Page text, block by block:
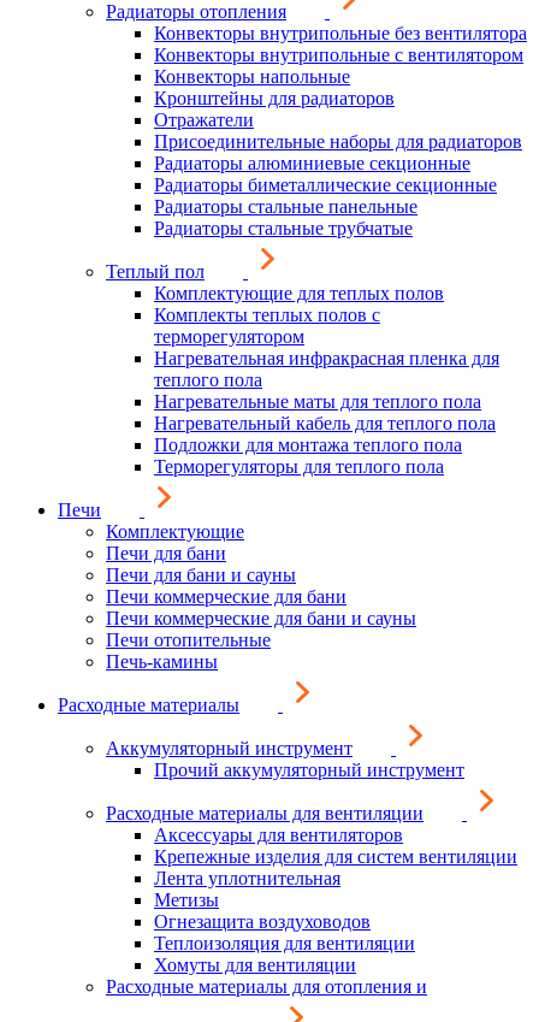
Радиаторы отопления
Конвекторы внутрипольные без вентилятора
Конвекторы внутрипольные с вентилятором
Конвекторы напольные
Кронштейны для радиаторов
Отражатели
Присоединительные наборы для радиаторов
Радиаторы алюминиевые секционные
Радиаторы биметаллические секционные
Радиаторы стальные панельные
Радиаторы стальные трубчатые
Теплый пол
Комплектующие для теплых полов
Комплекты теплых полов с
терморегулятором
Нагревательная инфракрасная пленка для
теплого пола
Нагревательные маты для теплого пола
Нагревательный кабель для теплого пола
Подложки для монтажа теплого пола
Терморегуляторы для теплого пола
Печи
Комплектующие
Печи для бани
Печи для бани и сауны
Печи коммерческие для бани
Печи коммерческие для бани и сауны
Печи отопительные
Печь-камины
Расходные материалы
Аккумуляторный инструмент
Прочий аккумуляторный инструмент
Расходные материалы для вентиляции
Аксессуары для вентиляторов
Крепежные изделия для систем вентиляции
Лента уплотнительная
Метизы
Огнезащита воздуховодов
Теплоизоляция для вентиляции
Хомуты для вентиляции
Расходные материалы для отопления и